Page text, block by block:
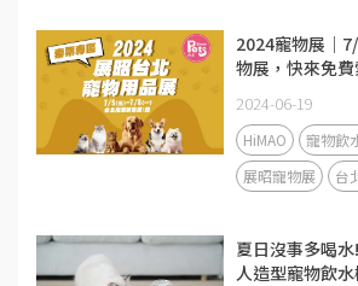
2024寵物展｜
物展，快來免費
2024-06-19
HiMAO 寵物飲
展昭寵物展
台
夏日沒事多喝
人造型寵物飲